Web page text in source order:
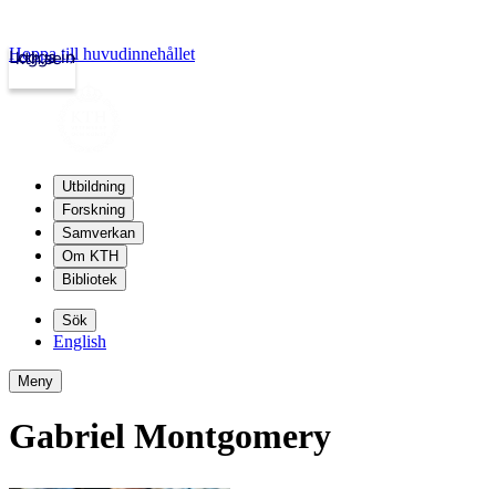
kth.se
Logga in
Hoppa till huvudinnehållet
Utbildning
Forskning
Samverkan
Om KTH
Bibliotek
Sök
English
Meny
Gabriel Montgomery